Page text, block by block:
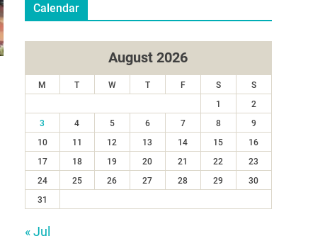
Calendar
August 2026
M T W T F S
S
1
2
3
4 5 6 7 8
9
10
11 12 13 14 15
16
17
18 19 20 21 22
23
24
25 26 27 28 29
30
31
« Jul